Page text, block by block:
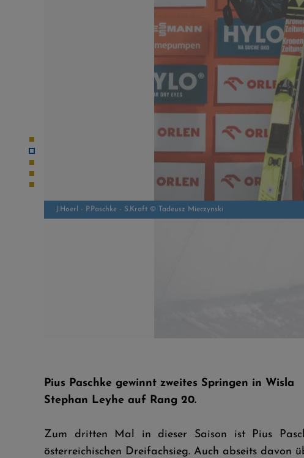
Pius Paschke gewinnt zweites Springen in Wisla
Stephan Leyhe auf Rang 20.
Zum dritten Mal in dieser Saison ist Pius
österreichischen Dreifachsieg. Auch abseits davon